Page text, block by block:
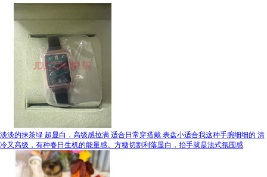
淡淡的抹茶绿 超显白，高级感拉满 适合日常穿搭戴 表盘小适合我这种手腕细细的 清
冷又高级，有种春日生机的能量感。方糖切割利落显白，抬手就是法式氛围感